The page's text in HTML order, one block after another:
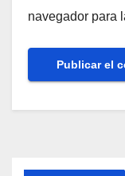
navegador para